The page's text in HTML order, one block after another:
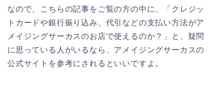
なので、こちらの記事をご覧の方の中に、「クレジッ
トカードや銀行振り込み、代引などの支払い方法がア
メイジングサーカスのお店で使えるのか？」と、疑問
に思っている人がいるなら、アメイジングサーカスの
公式サイトを参考にされるといいですよ。